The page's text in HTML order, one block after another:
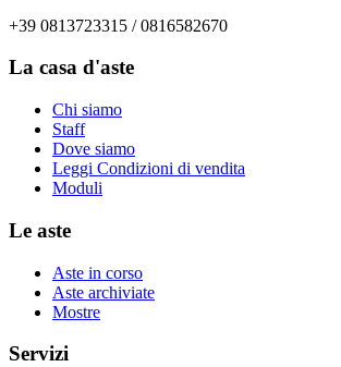
+39 0813723315 / 0816582670
La casa d'aste
Chi siamo
Staff
Dove siamo
Leggi Condizioni di vendita
Moduli
Le aste
Aste in corso
Aste archiviate
Mostre
Servizi